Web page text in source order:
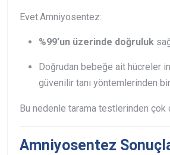
Evet.Amniyosentez:
%99’un üzerinde doğruluk
Doğrudan bebeğe ait hücreler
güvenilir tanı yöntemlerinden
Bu nedenle tarama testlerinden çok
Amniyosentez